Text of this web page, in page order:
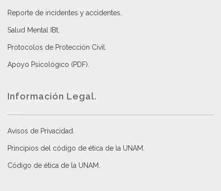
Reporte de incidentes y accidentes
Salud Mental IBt
Protocolos de Protección Civil
Apoyo Psicológico (PDF)
Información Legal.
Avisos de Privacidad
Principios del código de ética de la UNAM
Código de ética de la UNAM